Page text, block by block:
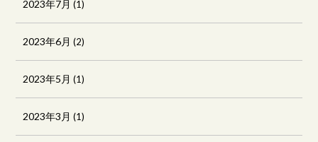
2023年7月 (1)
2023年6月 (2)
2023年5月 (1)
2023年3月 (1)